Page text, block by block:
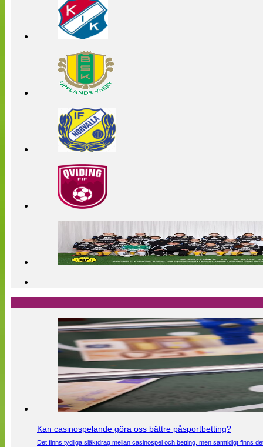
Kan casinospelande göra oss bättre påsportbetting?
Det finns tydliga släktdrag mellan casinospel och betting, men samtidigt finns